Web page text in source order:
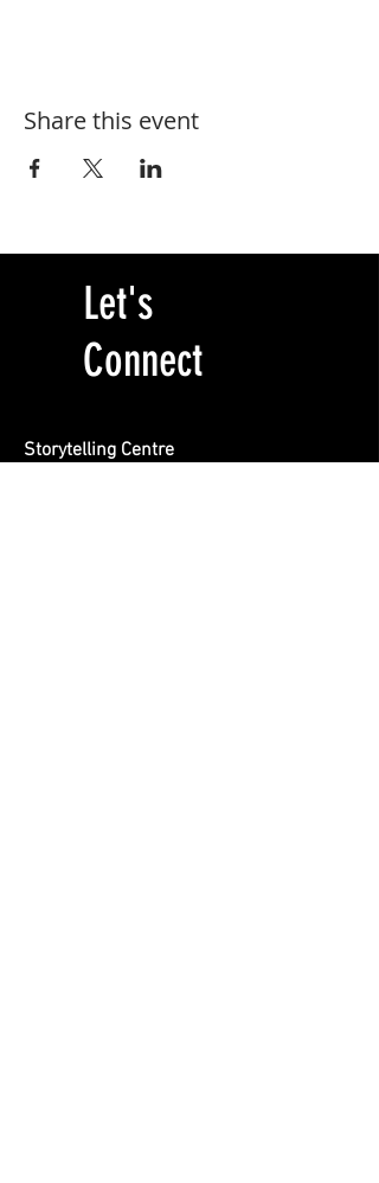
Share this event
Let's
Connect
Storytelling Centre